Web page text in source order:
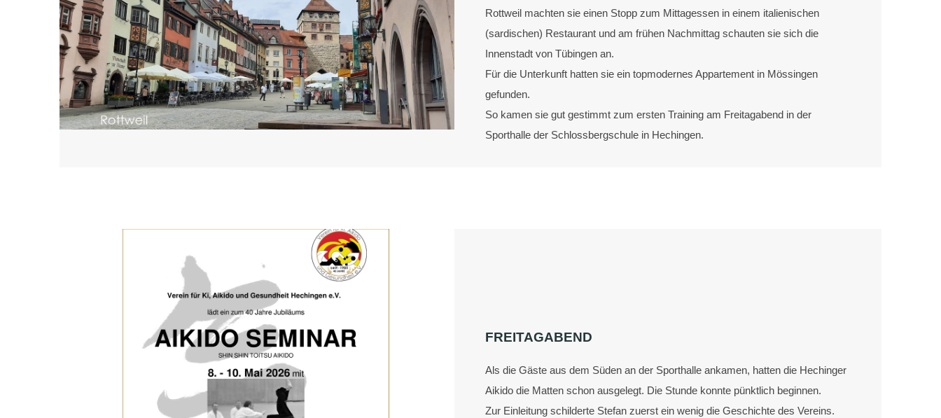
Rottweil machten sie einen Stopp zum Mittagessen in einem italienischen
(sardischen) Restaurant und am frühen Nachmittag schauten sie sich die
Innenstadt von Tübingen an.
Für die Unterkunft hatten sie ein topmodernes Appartement in Mössingen
gefunden.
So kamen sie gut gestimmt zum ersten Training am Freitagabend in der
Sporthalle der Schlossbergschule in Hechingen.
FREITAGABEND
Als die Gäste aus dem Süden an der Sporthalle ankamen, hatten die Hechinger
Aikido die Matten schon ausgelegt. Die Stunde konnte pünktlich beginnen.
Zur Einleitung schilderte Stefan zuerst ein wenig die Geschichte des Vereins.